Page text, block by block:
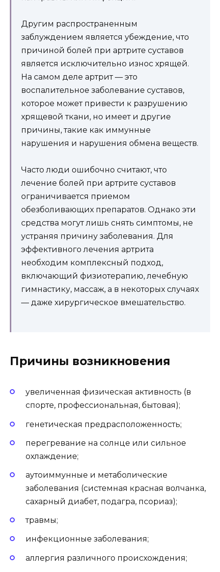
Другим распространенным
заблуждением является убеждение, что
причиной болей при артрите суставов
является исключительно износ хрящей.
На самом деле артрит — это
воспалительное заболевание суставов,
которое может привести к разрушению
хрящевой ткани, но имеет и другие
причины, такие как иммунные
нарушения и нарушения обмена веществ.
Часто люди ошибочно считают, что
лечение болей при артрите суставов
ограничивается приемом
обезболивающих препаратов. Однако эти
средства могут лишь снять симптомы, не
устраняя причину заболевания. Для
эффективного лечения артрита
необходим комплексный подход,
включающий физиотерапию, лечебную
гимнастику, массаж, а в некоторых случаях
— даже хирургическое вмешательство.
Причины возникновения
увеличенная физическая активность (в
спорте, профессиональная, бытовая);
генетическая предрасположенность;
перегревание на солнце или сильное
охлаждение;
аутоиммунные и метаболические
заболевания (системная красная волчанка,
сахарный диабет, подагра, псориаз);
травмы;
инфекционные заболевания;
аллергия различного происхождения;